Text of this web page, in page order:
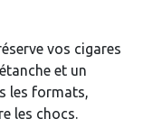
vos cigares
et un
les formats,
les chocs.